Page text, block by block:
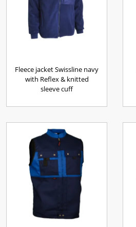
Fleece jacket Swissline navy
with Reflex & knitted
sleeve cuff